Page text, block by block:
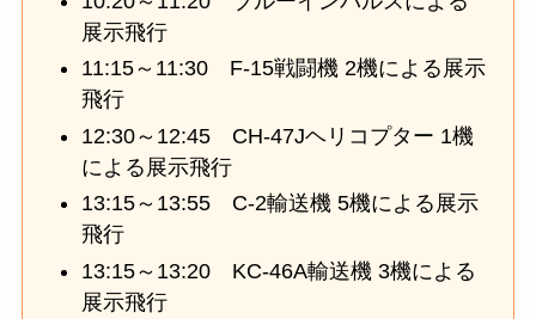
展示飛行
11:15～11:30 F-15戦闘機 2機による展示
飛行
12:30～12:45 CH-47Jヘリコプター 1機
による展示飛行
13:15～13:55 C-2輸送機 5機による展示
飛行
13:15～13:20 KC-46A輸送機 3機による
展示飛行